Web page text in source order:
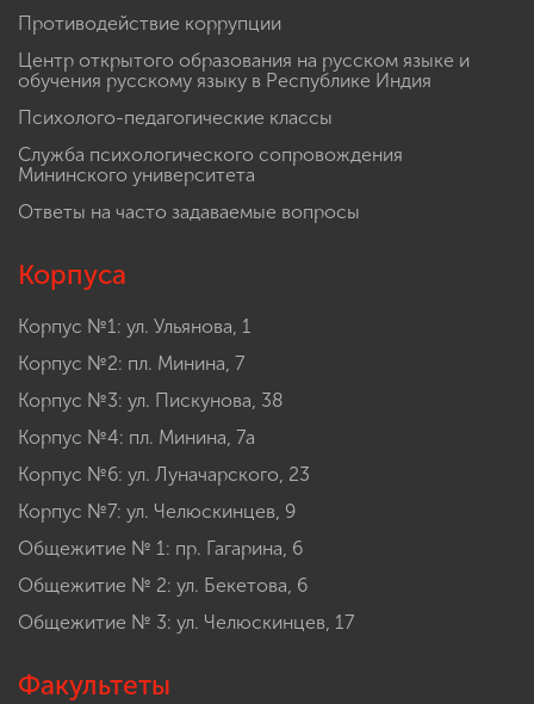
Противодействие коррупции
Центр открытого образования на русском языке и
обучения русскому языку в Республике Индия
Психолого-педагогические классы
Служба психологического сопровождения
Мининского университета
Ответы на часто задаваемые вопросы
Корпуса
Корпус №1: ул. Ульянова, 1
Корпус №2: пл. Минина, 7
Корпус №3: ул. Пискунова, 38
Корпус №4: пл. Минина, 7а
Корпус №6: ул. Луначарского, 23
Корпус №7: ул. Челюскинцев, 9
Общежитие № 1: пр. Гагарина, 6
Общежитие № 2: ул. Бекетова, 6
Общежитие № 3: ул. Челюскинцев, 17
Факультеты